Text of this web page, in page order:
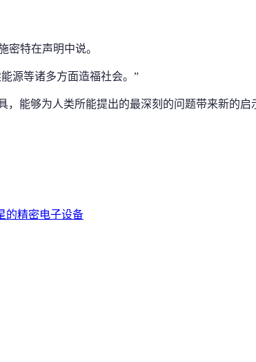
密特在声明中说。
源等诸多方面造福社会。”
，能够为人类所能提出的最深刻的问题带来新的启
的精密电子设备